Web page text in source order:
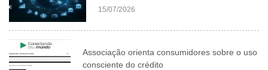
15/07/2026
Associação orienta consumidores sobre o uso
consciente do crédito